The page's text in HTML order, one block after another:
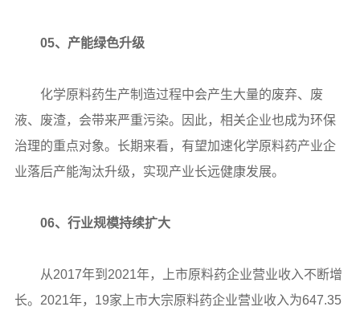
05、产能绿色升级
化学原料药生产制造过程中会产生大量的废弃、废
液、废渣，会带来严重污染。因此，相关企业也成为环保
治理的重点对象。长期来看，有望加速化学原料药产业企
业落后产能淘汰升级，实现产业长远健康发展。
06、行业规模持续扩大
从2017年到2021年，上市原料药企业营业收入不断增
长。2021年，19家上市大宗原料药企业营业收入为647.35